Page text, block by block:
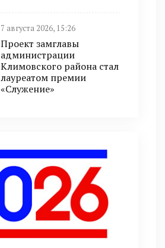
7 августа 2026, 15:26
Проект замглавы
администрации
Климовского района стал
лауреатом премии
«Служение»